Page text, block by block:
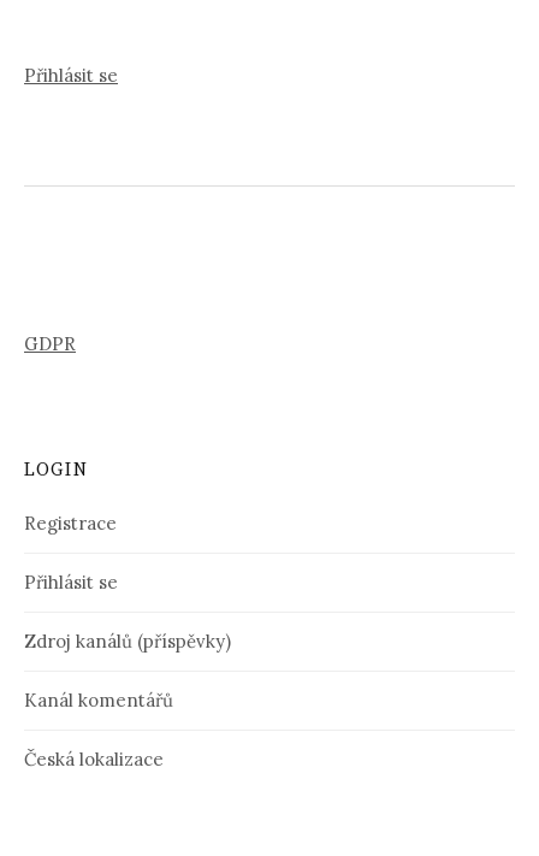
Přihlásit se
GDPR
LOGIN
Registrace
Přihlásit se
Zdroj kanálů (příspěvky)
Kanál komentářů
Česká lokalizace